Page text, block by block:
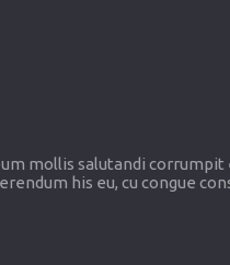
mollis salutandi corrumpit
his eu, cu congue